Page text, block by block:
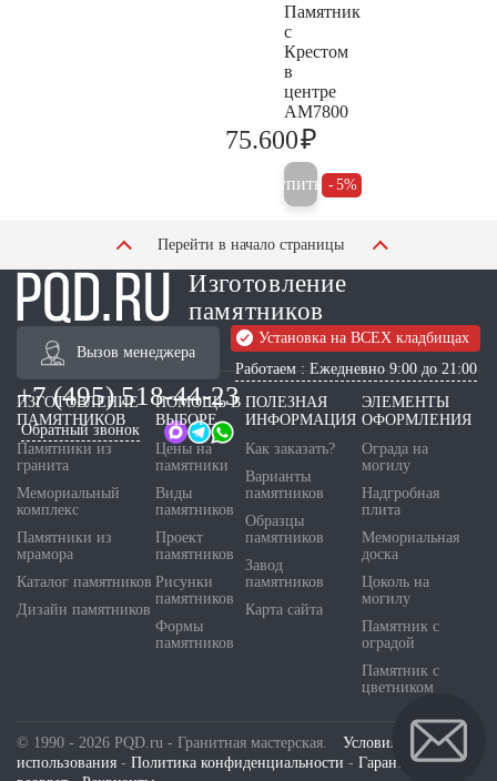
Памятник
с
Крестом
в
центре
AM7800
75.600₽
Купить 5%
Перейти в начало страницы
Изготовление
памятников
Вызов менеджера
Установка на ВСЕХ кладбищах
Работаем : Ежедневно 9:00 до 21:00
+7 (495) 518-44-23
Обратный звонок
ИЗГОТОВЛЕНИЕ
ПАМЯТНИКОВ
Памятники из
гранита
Мемориальный
комплекс
Памятники из
мрамора
Каталог памятников
Дизайн памятников
ПОМОЩЬ В
ВЫБОРЕ
Цены на
памятники
Виды
памятников
Проект
памятников
Рисунки
памятников
Формы
памятников
ПОЛЕЗНАЯ
ИНФОРМАЦИЯ
Как заказать?
Варианты
памятников
Образцы
памятников
Завод
памятников
Карта сайта
ЭЛЕМЕНТЫ
ОФОРМЛЕНИЯ
Ограда на
могилу
Надгробная
плита
Мемориальная
доска
Цоколь на
могилу
Памятник с
оградой
Памятник с
цветником
© 1990 - 2026 PQD.ru - Гранитная мастерская. Условия
использования - Политика конфиденциальности - Гарантия и